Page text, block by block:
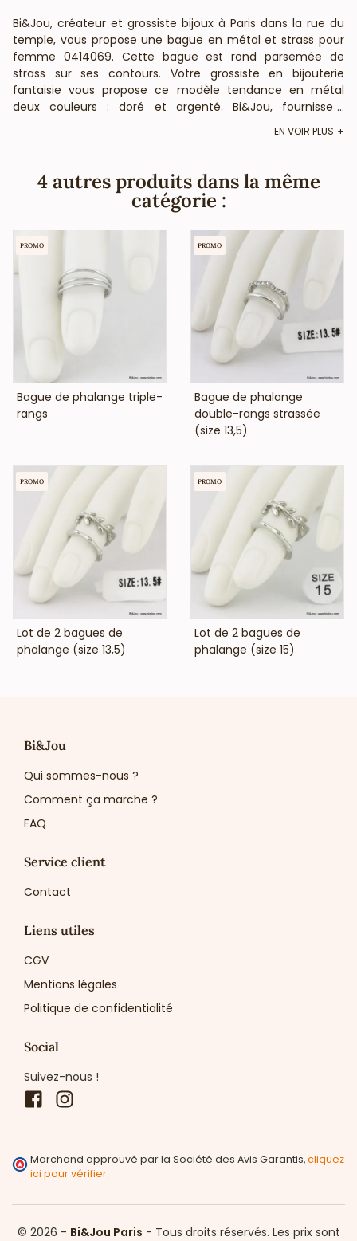
Bi&Jou, créateur et grossiste bijoux à Paris dans la rue du
temple, vous propose une bague en métal et strass pour
femme 0414069. Cette bague est rond parsemée de
strass sur ses contours. Votre grossiste en bijouterie
fantaisie vous propose ce modèle tendance en métal
deux couleurs : doré et argenté. Bi&Jou, fournisseur
beauté, vous annonce que cette bague fantaisie ne
allergique (conformément aux lois françaises et
européennes).
...
EN VOIR PLUS
4 autres produits dans la même
catégorie :
VOIR LE PRIX
Bague de phalange triple-
rangs
PROMO
VOIR LE PRIX
Bague de phalange
double-rangs strassée
(size 13,5)
PROMO
VOIR LE PRIX
Lot de 2 bagues de
phalange (size 13,5)
PROMO
VOIR LE PRIX
Lot de 2 bagues de
phalange (size 15)
PROMO
Bi&Jou
Qui sommes-nous ?
Comment ça marche ?
FAQ
Service client
Contact
Liens utiles
CGV
Mentions légales
Politique de confidentialité
Social
Suivez-nous !
Facebook
Marchand approuvé par la Société des Avis Garantis,cliquez
ici pour vérifier.
© 2026 - Bi&Jou Paris - Tous droits réservés. Les prix sont